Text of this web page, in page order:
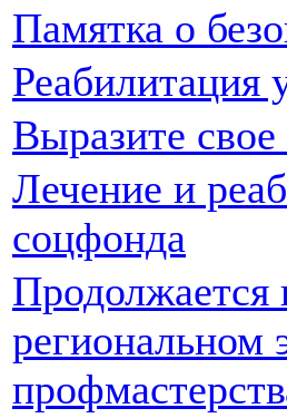
Памятка о
Реабилитация
Выразите
Лечение и
соцфонда
Продолжается
региональном